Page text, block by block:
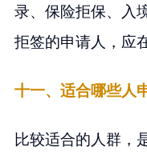
录、保险拒保、入
拒签的申请人，应
十一、适合哪些人
比较适合的人群，